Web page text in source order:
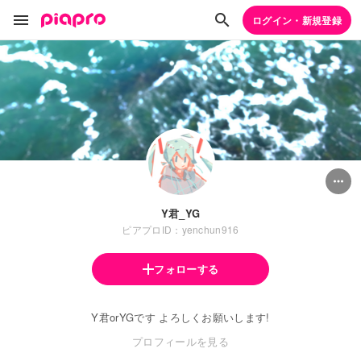
ログイン・新規登録
Y君_YG
ピアプロID：yenchun916
フォローする
Y君orYGです よろしくお願いします!
プロフィールを見る